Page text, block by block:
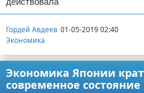
Гордей Авдеев 01-05-2019 02:40
Экономика
Экономика Японии
современное состояние